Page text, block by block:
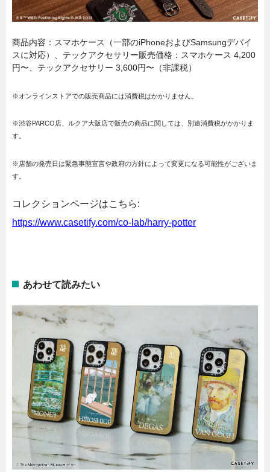
商品内容：スマホケース（一部のiPhoneおよびSamsungデバイ
スに対応）、テックアクセサリー販売価格：スマホケース 4,200
円〜、テックアクセサリー 3,600円〜（非課税）
※オンラインストアでの販売商品には消費税はかかりません。
※渋谷PARCO店、ルクア大阪店で販売の商品に関しては、別途消費税がかかりま
す。
※店舗の発売日は緊急事態宣言や政府の方針によって変更になる可能性がございま
す。
コレクションページはこちら:
https://www.casetify.com/co-lab/harry-potter
あわせて読みたい